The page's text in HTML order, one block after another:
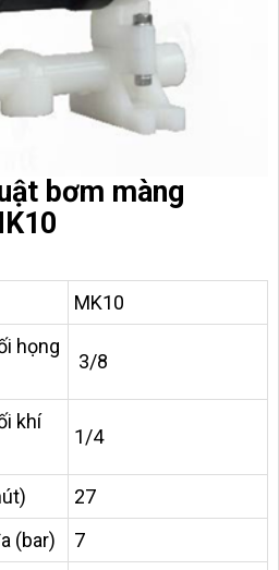
bơm màng
MK10
họng
3/8
khí
1/4
27
(bar)
7